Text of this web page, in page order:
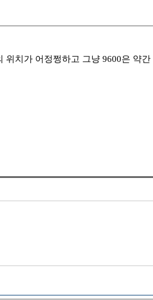
위치가 어정쩡하고 그냥 9600은 약간